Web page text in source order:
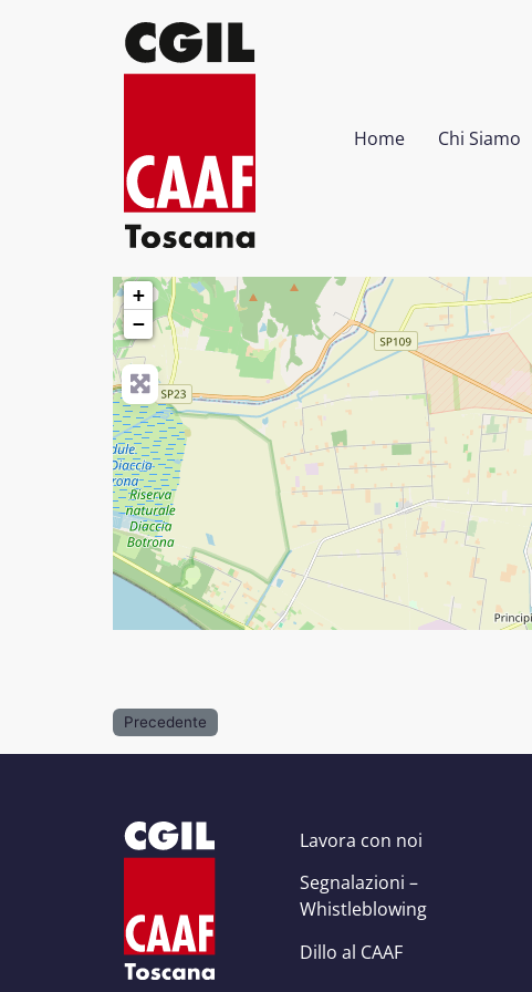
Home Chi Siamo
VIA INGHILTERRA 66
Tel. 0557953111
+
−
Precedente
Lavora con noi
Segnalazioni –
Whistleblowing
Dillo al CAAF